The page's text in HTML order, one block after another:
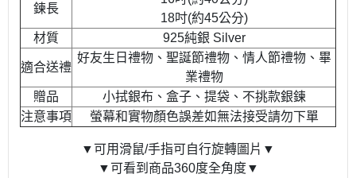
鍊長
18吋(約45公分)
材質
925純銀 Silver
適合送禮
好友生日禮物、聖誕節禮物、情人節禮物、畢
業禮物
贈品
小拭銀布、盒子、提袋、不挑款銀鍊
注意事項
螢幕和實物顏色誤差如無法接受請勿下單
▼可用滑鼠/手指可自行旋轉圖片▼
▼可看到商品360度全角度▼